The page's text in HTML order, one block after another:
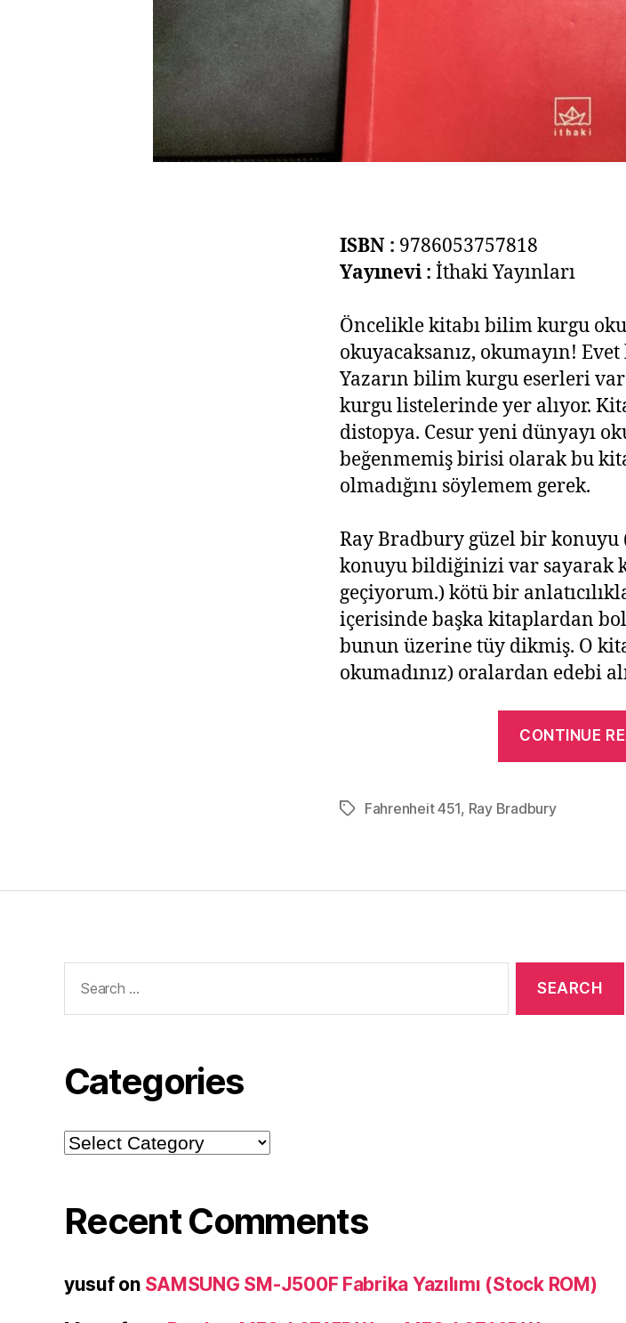
ISBN : 9786053757818
Yayınevi : İthaki Yayınları
Öncelikle kitabı bilim kurgu
okuyacaksanız, okumayın!
Yazarın bilim kurgu eserleri
kurgu listelerinde yer alıyor.
distopya. Cesur yeni dünyayı
beğenmemiş birisi olarak bu
olmadığını söylemem gerek.
Ray Bradbury güzel bir konuyu
konuyu bildiğinizi var sayarak
geçiyorum.) kötü bir
içerisinde başka kitaplardan bol
bunun üzerine tüy dikmiş. O
okumadınız) oralardan edebi
CONTINUE
TagsFahrenheit 451, Ray Bradbury
for:
Categories
Categories
Recent Comments
yusufon SAMSUNG SM-J500F Fabrika Yazılımı (Stock ROM)